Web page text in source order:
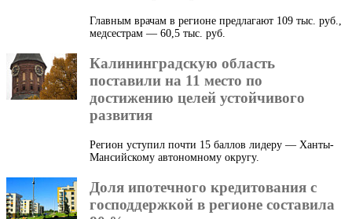
Главным врачам в регионе предлагают 109 тыс. руб.,
медсестрам — 60,5 тыс. руб.
Калининградскую область
поставили на 11 место по
достижению целей устойчивого
развития
Регион уступил почти 15 баллов лидеру — Ханты-
Мансийскому автономному округу.
Доля ипотечного кредитования с
господдержкой в регионе составила